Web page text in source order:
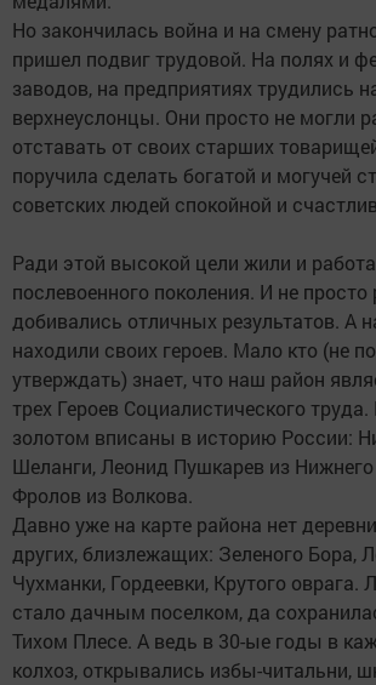
Но закончилась война и на смену
пришел подвиг трудовой. На полях и
заводов, на предприятиях трудились
верхнеуслонцы. Они просто не могли
отставать от своих старших
поручила сделать богатой и могучей
советских людей спокойной и
Ради этой высокой цели жили и
послевоенного поколения. И не просто
добивались отличных результатов. А
находили своих героев. Мало кто (не
утверждать) знает, что наш район
трех Героев Социалистического
золотом вписаны в историю России:
Шеланги, Леонид Пушкарев из
Фролов из Волкова.
Давно уже на карте района нет
других, близлежащих: Зеленого Бора,
Чухманки, Гордеевки, Крутого оврага.
стало дачным поселком, да
Тихом Плесе. А ведь в 30-ые годы в
колхоз, открывались избы-читальни,